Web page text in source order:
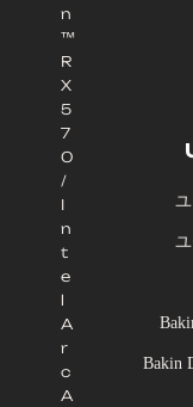
n
™
R
X
5
7
0
/
I
n
t
e
l
A
r
c
A
Bakin